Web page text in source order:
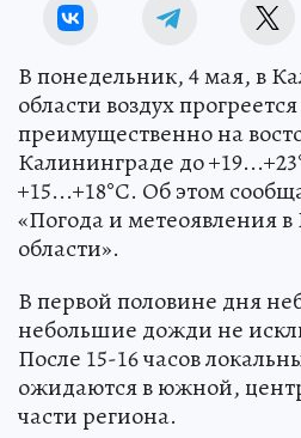
В понедельник, 4 мая, в
области воздух
преимущественно на
Калининграде до
+15...+18°С. Об этом
«Погода и метеоявления
области».
В первой половине дня
небольшие дожди не
После 15-16 часов
ожидаются в южной,
части региона.